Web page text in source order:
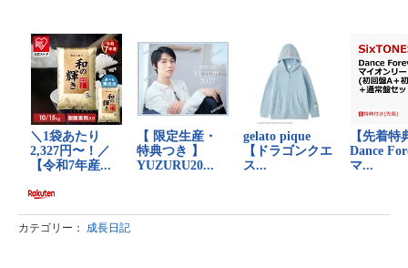
カテゴリー： 成長日記